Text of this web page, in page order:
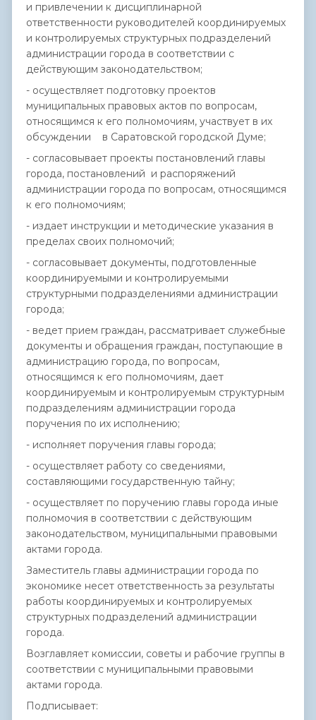
и привлечении к дисциплинарной
ответственности руководителей координируемых
и контролируемых структурных подразделений
администрации города в соответствии с
действующим законодательством;
- осуществляет подготовку проектов
муниципальных правовых актов по вопросам,
относящимся к его полномочиям, участвует в их
обсуждении в Саратовской городской Думе;
- согласовывает проекты постановлений главы
города, постановлений и распоряжений
администрации города по вопросам, относящимся
к его полномочиям;
- издает инструкции и методические указания в
пределах своих полномочий;
- согласовывает документы, подготовленные
координируемыми и контролируемыми
структурными подразделениями администрации
города;
- ведет прием граждан, рассматривает служебные
документы и обращения граждан, поступающие в
администрацию города, по вопросам,
относящимся к его полномочиям, дает
координируемым и контролируемым структурным
подразделениям администрации города
поручения по их исполнению;
- исполняет поручения главы города;
- осуществляет работу со сведениями,
составляющими государственную тайну;
- осуществляет по поручению главы города иные
полномочия в соответствии с действующим
законодательством, муниципальными правовыми
актами города.
Заместитель главы администрации города по
экономике несет ответственность за результаты
работы координируемых и контролируемых
структурных подразделений администрации
города.
Возглавляет комиссии, советы и рабочие группы в
соответствии с муниципальными правовыми
актами города.
Подписывает: